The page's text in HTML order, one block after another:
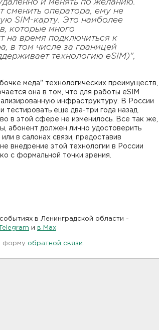
и менять по желанию.
сменить оператора, ему не
SIM-карту. Это наиболее
которые много
на время подключиться к
в том числе за границей
технологию eSIM)",
меда" технологических преимуществ,
она в том, что для работы eSIM
инфраструктуру. В России
тестировать еще два-три года назад.
в этой сфере не изменилось. Все так же,
абонент должен лично удостоверить
в салонах связи, предоставив
внедрение этой технологии в России
с формальной точки зрения.
в Ленинградской области -
и в Maх
форму обратной связи